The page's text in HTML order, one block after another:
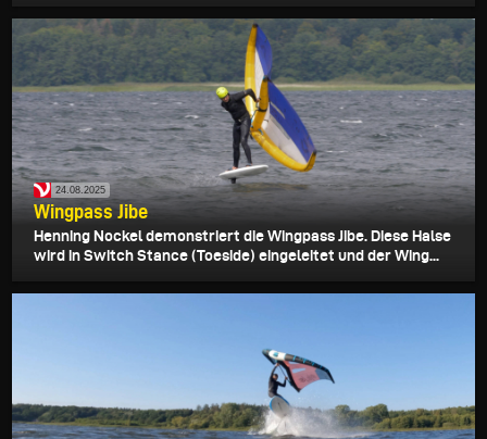
24.08.2025
Wingpass Jibe
Henning Nockel demonstriert die Wingpass Jibe. Diese Halse
wird in Switch Stance (Toeside) eingeleitet und der Wing...